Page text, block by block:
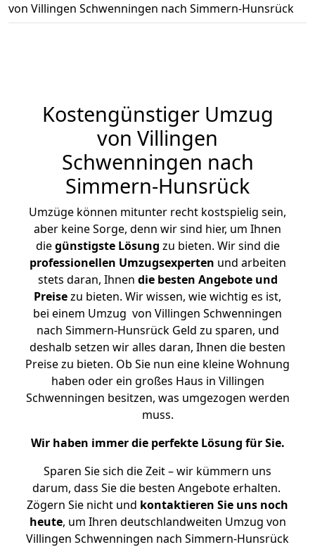
von Villingen Schwenningen nach Simmern-Hunsrück
Kostengünstiger Umzug
von Villingen
Schwenningen nach
Simmern-Hunsrück
Umzüge können mitunter recht kostspielig sein,
aber keine Sorge, denn wir sind hier, um Ihnen
diegünstigste Lösung zu bieten. Wir sind die
professionellen Umzugsexperten und arbeiten
stets daran, Ihnen die besten Angebote und
Preisezu bieten. Wir wissen, wie wichtig es ist,
bei einem Umzug von Villingen Schwenningen
nach Simmern-Hunsrück Geld zu sparen, und
deshalb setzen wir alles daran, Ihnen die besten
Preise zu bieten. Ob Sie nun eine kleine Wohnung
haben oder ein großes Haus in Villingen
Schwenningen besitzen, was umgezogen werden
muss.
Wir haben immer die perfekte Lösung für Sie.
Sparen Sie sich die Zeit – wir kümmern uns
darum, dass Sie die besten Angebote erhalten.
Zögern Sie nicht und kontaktieren Sie uns noch
heute, um Ihren deutschlandweiten Umzug von
Villingen Schwenningen nach Simmern-Hunsrück